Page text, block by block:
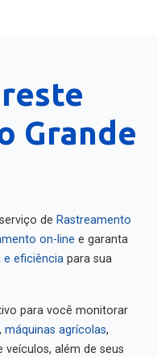
Grande
de Rastreamento
on-line e garanta
eficiência para sua
para você monitorar
, máquinas agrícolas,
além de seus